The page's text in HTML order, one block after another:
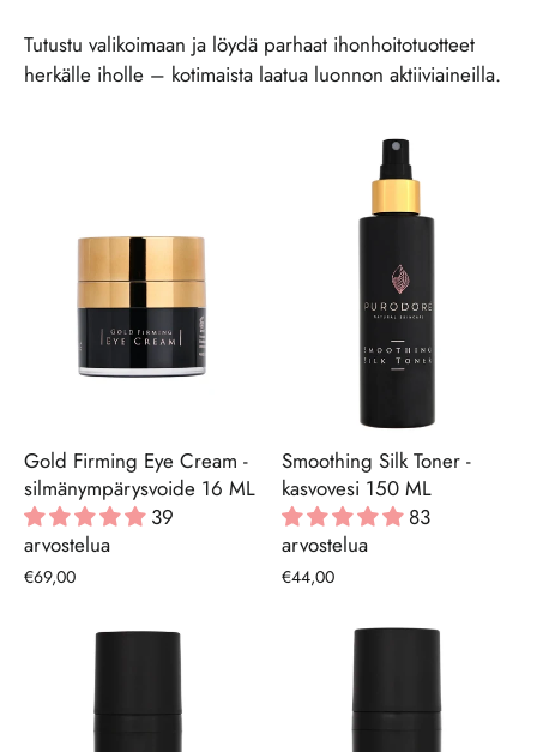
Tutustu valikoimaan ja löydä parhaat ihonhoitotuotteet
herkälle iholle – kotimaista laatua luonnon aktiiviaineilla.
Gold Firming Eye Cream -
silmänympärysvoide 16 ML
39
arvostelua
€69,00
Smoothing Silk Toner -
kasvovesi 150 ML
83
arvostelua
€44,00